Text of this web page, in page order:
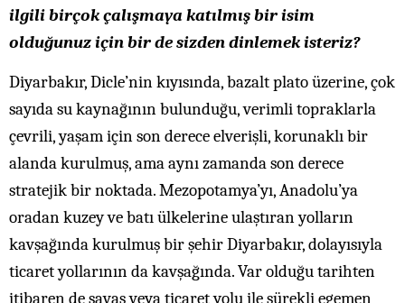
ilgili birçok çalışmaya katılmış bir isim
olduğunuz için bir de sizden dinlemek isteriz?
Diyarbakır, Dicle’nin kıyısında, bazalt plato üzerine, çok
sayıda su kaynağının bulunduğu, verimli topraklarla
çevrili, yaşam için son derece elverişli, korunaklı bir
alanda kurulmuş, ama aynı zamanda son derece
stratejik bir noktada. Mezopotamya’yı, Anadolu’ya
oradan kuzey ve batı ülkelerine ulaştıran yolların
kavşağında kurulmuş bir şehir Diyarbakır, dolayısıyla
ticaret yollarının da kavşağında. Var olduğu tarihten
itibaren de savaş veya ticaret yolu ile sürekli egemen